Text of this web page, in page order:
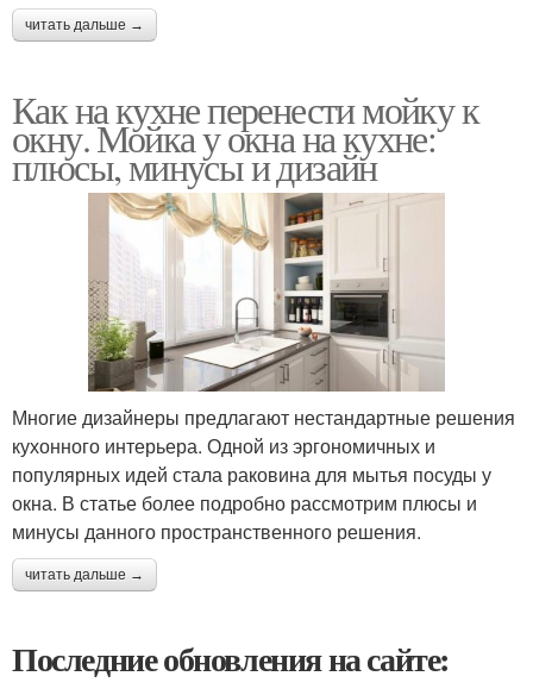
читать дальше →
Как на кухне перенести мойку к
окну. Мойка у окна на кухне:
плюсы, минусы и дизайн
Многие дизайнеры предлагают нестандартные решения
кухонного интерьера. Одной из эргономичных и
популярных идей стала раковина для мытья посуды у
окна. В статье более подробно рассмотрим плюсы и
минусы данного пространственного решения.
читать дальше →
Последние обновления на сайте: